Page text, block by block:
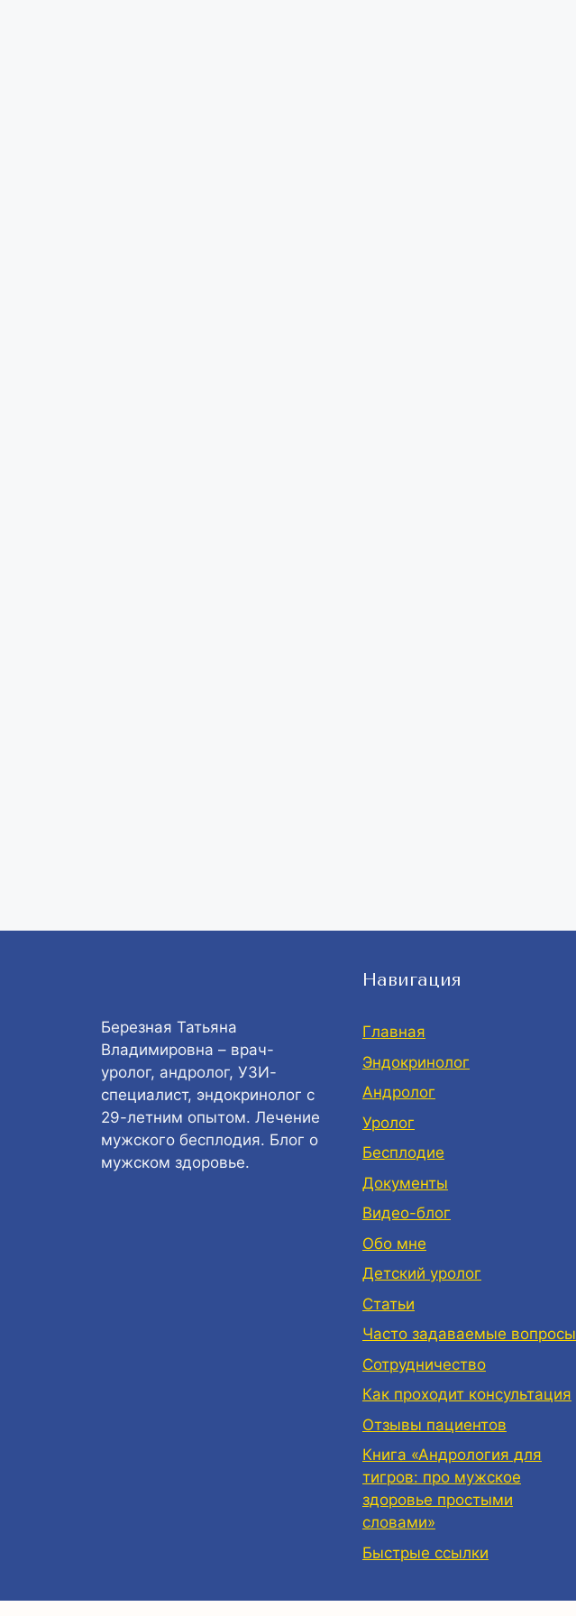
Березная Татьяна
Владимировна – врач-
уролог, андролог, УЗИ-
специалист, эндокринолог с
29-летним опытом. Лечение
мужского бесплодия. Блог о
мужском здоровье.
Навигация
Главная
Эндокринолог
Андролог
Уролог
Бесплодие
Документы
Видео-блог
Обо мне
Детский уролог
Статьи
Часто задаваемые вопросы
Сотрудничество
Как проходит консультация
Отзывы пациентов
Книга «Андрология для
тигров: про мужское
здоровье простыми
словами»
Быстрые ссылки